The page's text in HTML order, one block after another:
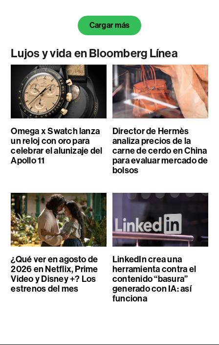
Cargar más
Lujos y vida en Bloomberg Línea
Omega x Swatch lanza
un reloj con oro para
celebrar el alunizaje del
Apollo 11
Director de Hermès
analiza precios de la
carne de cerdo en China
para evaluar mercado de
bolsos
¿Qué ver en agosto de
2026 en Netflix, Prime
Video y Disney +? Los
estrenos del mes
LinkedIn crea una
herramienta contra el
contenido “basura”
generado con IA: así
funciona